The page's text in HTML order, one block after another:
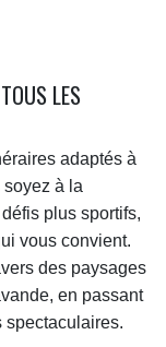
LES
adaptés à
à la
plus sportifs,
vous convient.
des paysages
en passant
spectaculaires.